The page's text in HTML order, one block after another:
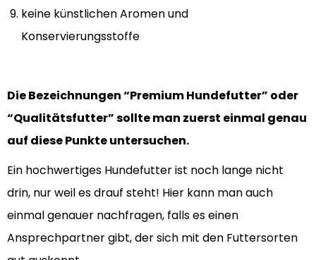
keine künstlichen Aromen und
Konservierungsstoffe
Die Bezeichnungen “Premium Hundefutter” oder
“Qualitätsfutter” sollte man zuerst einmal genau
auf diese Punkte untersuchen.
Ein hochwertiges Hundefutter ist noch lange nicht
drin, nur weil es drauf steht! Hier kann man auch
einmal genauer nachfragen, falls es einen
Ansprechpartner gibt, der sich mit den Futtersorten